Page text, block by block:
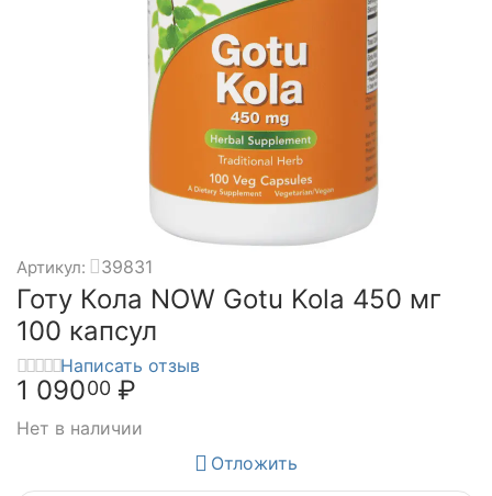
Артикул: 39831
Готу Кола NOW Gotu Kola 450 мг
100 капсул
Написать отзыв
1 09000 ₽
Нет в наличии
Отложить